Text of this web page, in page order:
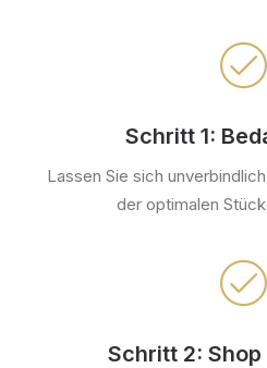
Schritt 1:
Lassen Sie sich
der optimalen
Schritt 2: